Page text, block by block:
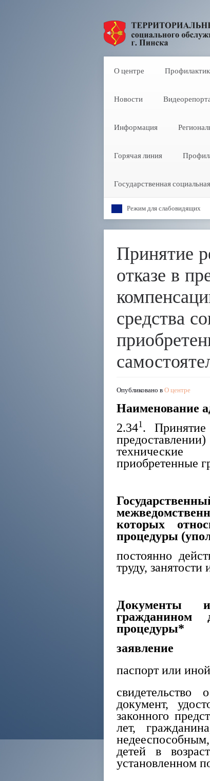
О центре
Новости
Информация
Горячая линия
Государственная
Режим для слабовидящих
Принятие
отказе в
средства
Опубликовано вО центре
Наименование
2.341 .
технические
приобретенные
которых
процедуры
постоянно
труду,
Документы
гражданином
процедуры*
заявление
паспорт или
документ,
законного
лет,
детей в
установленном